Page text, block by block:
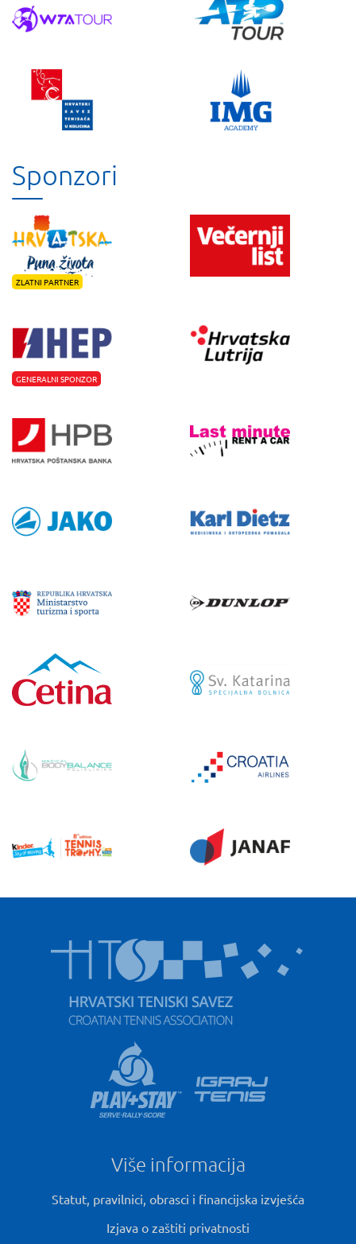
Sponzori
ZLATNI PARTNER
GENERALNI SPONZOR
Više informacija
Statut, pravilnici, obrasci i financijska izvješća
Izjava o zaštiti privatnosti